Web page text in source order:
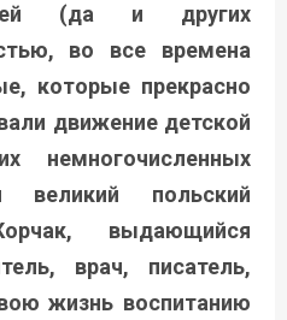
(да и других
во все времена
которые прекрасно
движение детской
немногочисленных
великий польский
выдающийся
врач, писатель,
жизнь воспитанию